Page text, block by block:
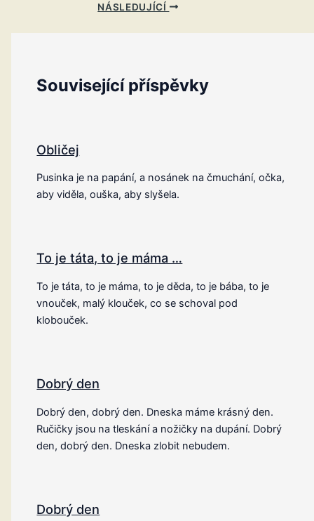
NÁSLEDUJÍCÍ
Související příspěvky
Obličej
Pusinka je na papání, a nosánek na čmuchání, očka,
aby viděla, ouška, aby slyšela.
To je táta, to je máma …
To je táta, to je máma, to je děda, to je bába, to je
vnouček, malý klouček, co se schoval pod
klobouček.
Dobrý den
Dobrý den, dobrý den. Dneska máme krásný den.
Ručičky jsou na tleskání a nožičky na dupání. Dobrý
den, dobrý den. Dneska zlobit nebudem.
Dobrý den